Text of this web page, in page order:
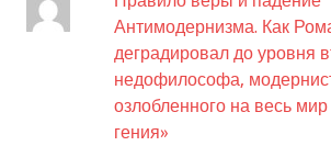
Антимодернизма. Как
деградировал до уровня
недофилософа,
озлобленного на весь
гения»